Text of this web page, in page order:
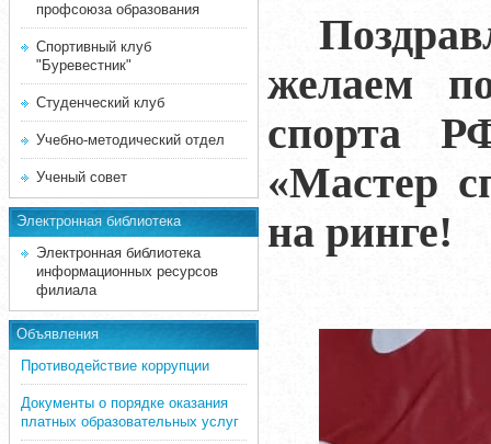
профсоюза образования
Спортивный клуб
"Буревестник"
Студенческий клуб
Учебно-методический отдел
Ученый совет
Электронная библиотека
Электронная библиотека
информационных ресурсов
филиала
Объявления
Противодействие коррупции
Документы о порядке оказания
платных образовательных услуг
желаем
спорта
«Мастер
на ринге!